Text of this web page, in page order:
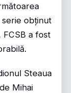
obținut
a fost
Steaua
Mihai